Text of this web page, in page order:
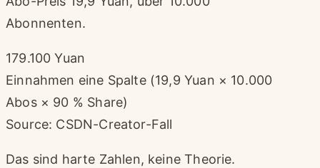
Abonnenten.
179.100 Yuan
Einnahmen eine Spalte (19,9 Yuan × 10.000
Abos × 90 % Share)
Source: CSDN-Creator-Fall
Das sind harte Zahlen, keine Theorie.